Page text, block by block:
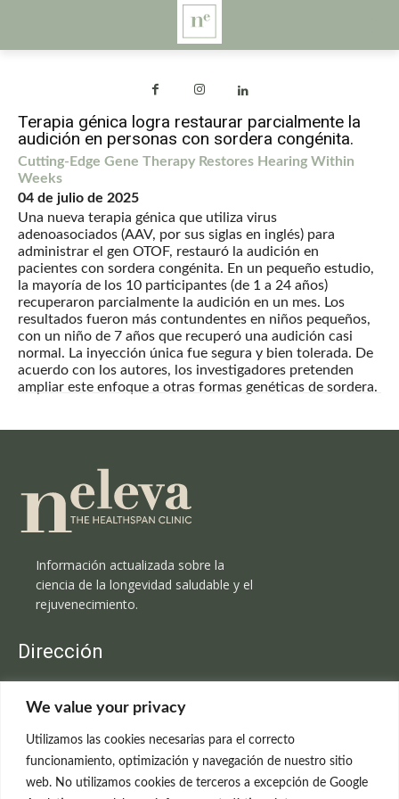
We value your privacy
Utilizamos las cookies necesarias para el correcto
funcionamiento, optimización y navegación de nuestro sitio
web. No utilizamos cookies de terceros a excepción de Google
Terapia génica logra restaurar parcialmente la
audición en personas con sordera congénita.
Cutting-Edge Gene Therapy Restores Hearing Within
Weeks
04 de julio de 2025
Una nueva terapia génica que utiliza virus
adenoasociados (AAV, por sus siglas en inglés) para
administrar el gen OTOF, restauró la audición en
pacientes con sordera congénita. En un pequeño estudio,
la mayoría de los 10 participantes (de 1 a 24 años)
recuperaron parcialmente la audición en un mes. Los
resultados fueron más contundentes en niños pequeños,
con un niño de 7 años que recuperó una audición casi
normal. La inyección única fue segura y bien tolerada. De
acuerdo con los autores, los investigadores pretenden
ampliar este enfoque a otras formas genéticas de sordera.
Información actualizada sobre la
ciencia de la longevidad saludable y el
rejuvenecimiento.
Dirección
C/Claudio Coello, 19 - 1º
699 595 619
rejuvenecimiento@clinicaneleva.com